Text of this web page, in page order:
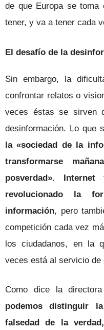
de que Europa se toma
tener, y va a tener cada
El desafío de la
Sin embargo, la
confrontar relatos o
veces éstas se sirven
desinformación. Lo que
la «sociedad de la
transformarse
posverdad». Internet
revolucionado la
información, pero
competición cada vez
los ciudadanos, en la
veces está al servicio de
Como dice la
podemos distinguir
falsedad de la